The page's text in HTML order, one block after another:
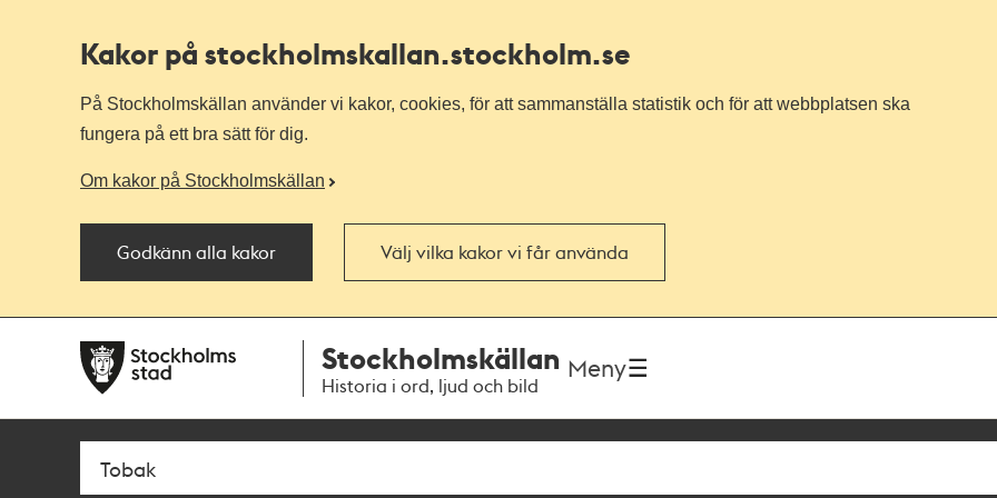
Kakor på stockholmskallan.stockholm.se
På Stockholmskällan använder vi kakor, cookies, för att sammanställa statistik och för att webbplatsen ska
fungera på ett bra sätt för dig.
Om kakor på Stockholmskällan
Godkänn alla kakor Välj vilka kakor vi får använda
navigationen
huvudinnehållet
Stockholmskällan
Historia i ord, ljud och bild
Meny
Sök